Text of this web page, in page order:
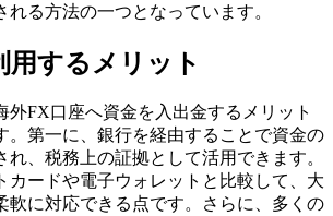
れる方法の一つとなっています。
用するメリット
外FX口座へ資金を入出金するメリット
。第一に、銀行を経由することで資金の
れ、税務上の証拠として活用できます。
カードや電子ウォレットと比較して、大
軟に対応できる点です。さらに、多くの